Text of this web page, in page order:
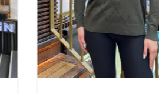
kumaşın lüks
sayesinde,
ürün ortaya
triko, her
Toptan